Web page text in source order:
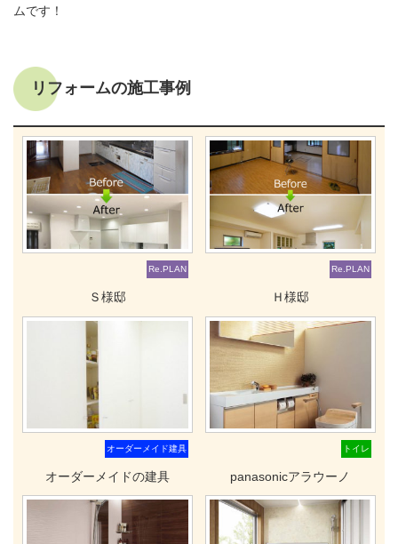
ムです！
リフォームの施工事例
Re.PLAN
Ｓ様邸
Re.PLAN
Ｈ様邸
オーダーメイド建具
オーダーメイドの建具
トイレ
panasonicアラウーノ